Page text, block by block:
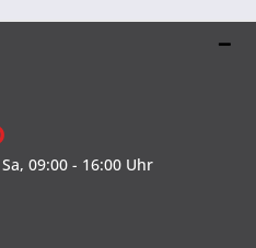
09:00 - 16:00 Uhr